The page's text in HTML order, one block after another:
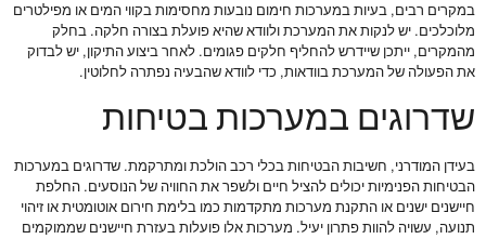
במקרים רבים, בעיות במערכות חימום נובעות מחסימות בקווי המים או מפילטרים
מלוכלכים. יש לנקות את המערכת ולוודא שהיא פועלת בצורה חלקה. בחלק
מהמקרים, ייתכן שיידרש להחליף חלקים פגומים. לאחר ביצוע התיקון, יש לבדוק
את הפעולה של המערכת בוודאות, כדי לוודא שהבעיה נפתרה לחלוטין.
שדרוגים במערכות בטיחות
בעידן המודרני, חשיבות הבטיחות בכלי רכב הולכת ומתרקמת. שדרוגים במערכות
הבטיחות הפנימיות יכולים להציל חיים ולשפר את החוויה של הנוסעים. החלפת
חיישנים ישנים או התקנת מערכות מתקדמות כמו בלימת חירום אוטומטית או זיהוי
תנועה, עשויה להוות פתרון יעיל. מערכות אלו פועלות בעזרת חיישנים שממוקמים